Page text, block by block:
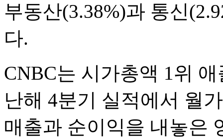
부동산(3.38%)과 통신
다.
CNBC는 시가총액 1위
난해 4분기 실적에서 월
매출과 순이익을 내놓은